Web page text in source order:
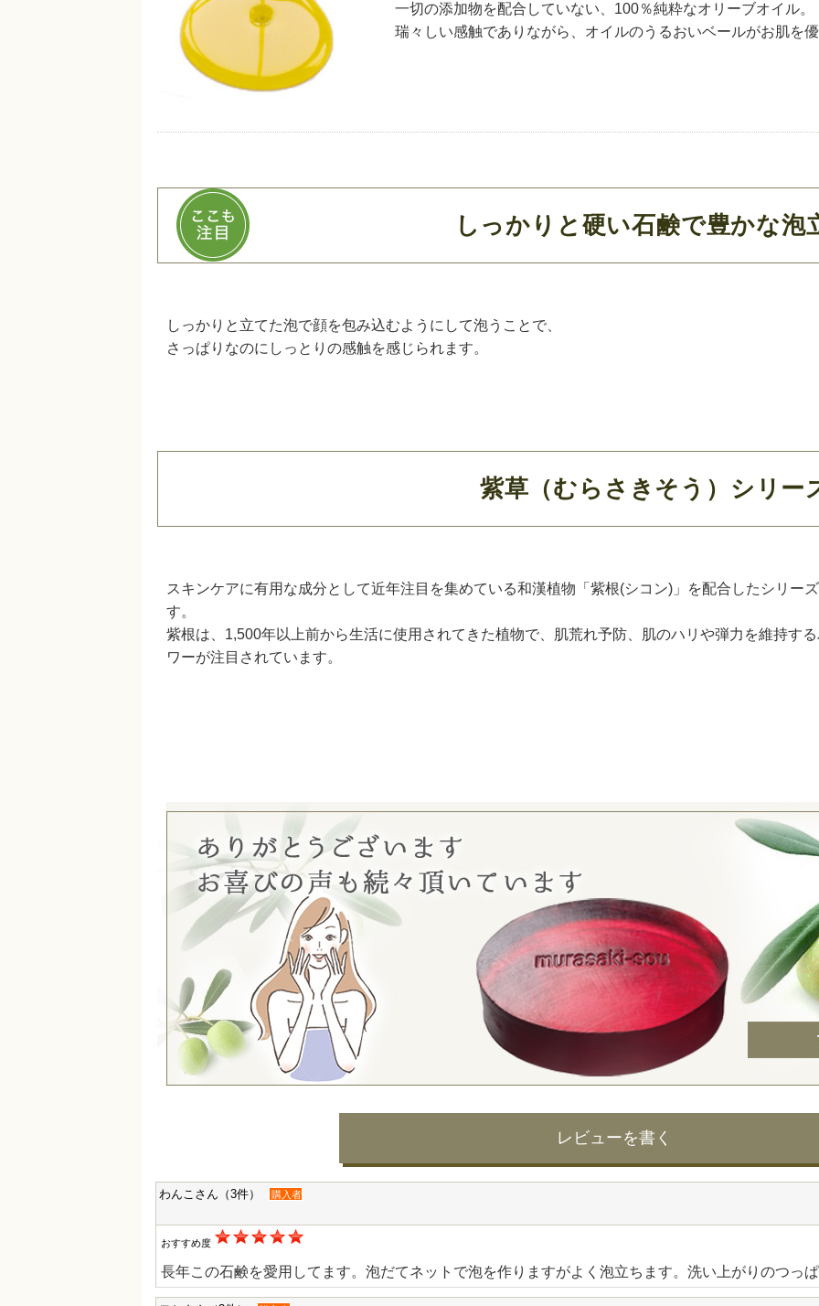
一切の添加物を配合していない、100％純粋なオリーブオイル。
瑞々しい感触でありながら、オイルのうるおいベールがお肌を
しっかりと硬い石鹸で豊かな泡
しっかりと立てた泡で顔を包み込むようにして泡うことで、
さっぱりなのにしっとりの感触を感じられます。
紫草（むらさきそう）シリー
スキンケアに有用な成分として近年注目を集めている和漢植物「紫根(シコン)」を配合したシリー
す。
紫根は、1,500年以上前から生活に使用されてきた植物で、肌荒れ予防、肌のハリや弾力を維持す
ワーが注目されています。
レビューを書く
わんこさん（3件） 購入者
おすすめ度
長年この石鹸を愛用してます。泡だてネットで泡を作りますがよく泡立ちます。洗い上がりのつっ